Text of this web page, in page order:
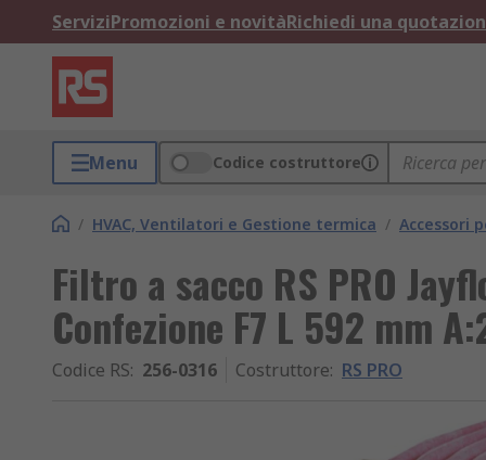
ServiziPromozioni e novitàRichiedi una
Menu Codice costruttore
/ HVAC, Ventilatori e Gestione termica / Accessori
Filtro a sacco RS PRO
Confezione F7 L 592 mm
Codice RS: 256-0316 Costruttore: RS PRO